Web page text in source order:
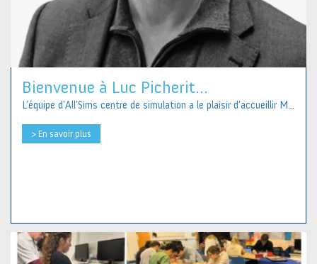
Bienvenue à Luc Picherit...
L’équipe d’All’Sims centre de simulation a le plaisir d’accueillir M...
> En savoir plus